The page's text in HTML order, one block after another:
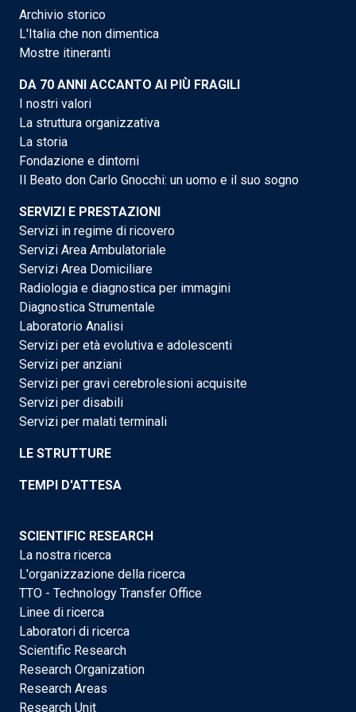
Archivio storico
L'Italia che non dimentica
Mostre itineranti
DA 70 ANNI ACCANTO AI PIÙ FRAGILI
I nostri valori
La struttura organizzativa
La storia
Fondazione e dintorni
Il Beato don Carlo Gnocchi: un uomo e il suo sogno
SERVIZI E PRESTAZIONI
Servizi in regime di ricovero
Servizi Area Ambulatoriale
Servizi Area Domiciliare
Radiologia e diagnostica per immagini
Diagnostica Strumentale
Laboratorio Analisi
Servizi per età evolutiva e adolescenti
Servizi per anziani
Servizi per gravi cerebrolesioni acquisite
Servizi per disabili
Servizi per malati terminali
LE STRUTTURE
TEMPI D'ATTESA
SCIENTIFIC RESEARCH
La nostra ricerca
L'organizzazione della ricerca
TTO - Technology Transfer Office
Linee di ricerca
Laboratori di ricerca
Scientific Research
Research Organization
Research Areas
Research Unit